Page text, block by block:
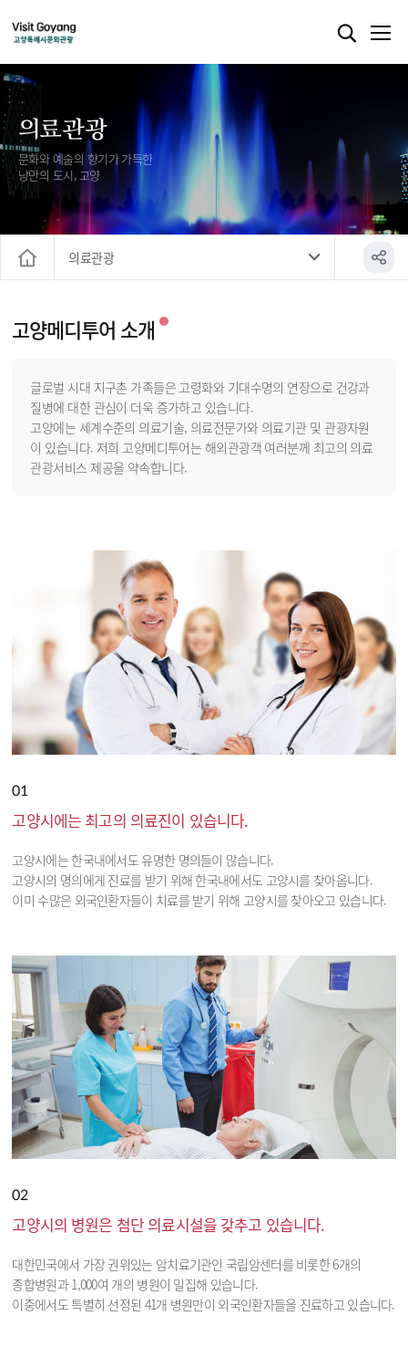
의료관광
문화와 예술의 향기가 가득한
낭만의 도시, 고양
의료관광
고양메디투어 소개
글로벌 시대 지구촌 가족들은 고령화와 기대수명의 연장으로 건강과
질병에 대한 관심이 더욱 증가하고 있습니다.
고양에는 세계수준의 의료기술, 의료전문가와 의료기관 및 관광자원
이 있습니다. 저희 고양메디투어는 해외관광객 여러분께 최고의 의료
관광서비스 제공을 약속합니다.
01
고양시에는 최고의 의료진이 있습니다.
고양시에는 한국내에서도 유명한 명의들이 많습니다.
고양시의 명의에게 진료를 받기 위해 한국내에서도 고양시를 찾아옵니다.
이미 수많은 외국인환자들이 치료를 받기 위해 고양시를 찾아오고 있습니다.
02
고양시의 병원은 첨단 의료시설을 갖추고 있습니다.
대한민국에서 가장 권위있는 암치료기관인 국립암센터를 비롯한 6개의
종합병원과 1,000여 개의 병원이 밀집해 있습니다.
이중에서도 특별히 선정된 41개 병원만이 외국인환자들을 진료하고 있습니다.